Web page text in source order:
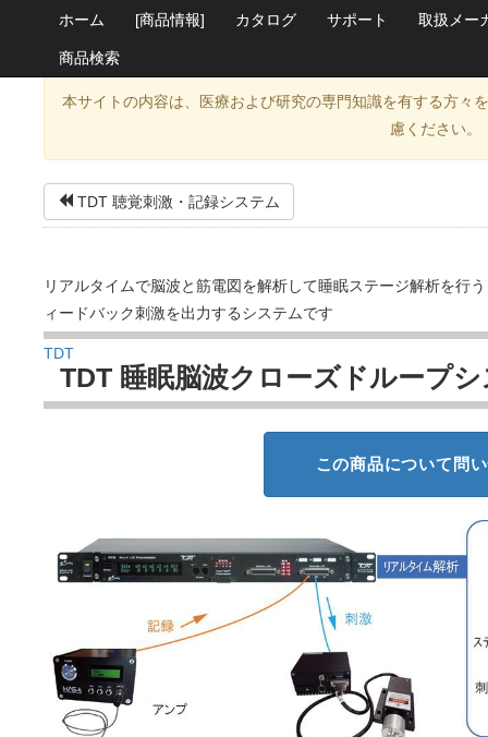
ホーム [商品情報] カタログ サポート 取扱メー
商品検索
本サイトの内容は、医療および研究の専門知識を有する方々
慮ください。
TDT 聴覚刺激・記録システム
リアルタイムで脳波と筋電図を解析して睡眠ステージ解析を行
ィードバック刺激を出力するシステムです
TDT
TDT 睡眠脳波クローズドループ
この商品について問